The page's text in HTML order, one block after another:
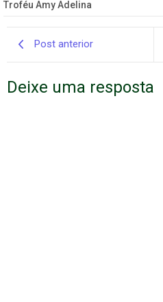
Troféu Amy Adelina
Post anterior
Deixe uma resposta